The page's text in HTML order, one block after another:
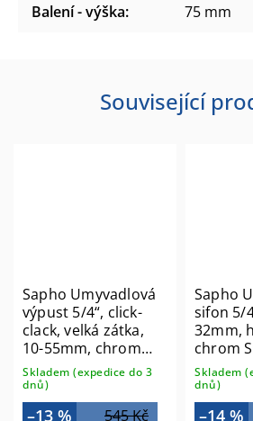
Balení - výška: 75 mm
Související
Sapho Umyvadlová
výpust 5/4“, click-
clack, velká zátka,
10-55mm, chrom
CV1002
Skladem (expedice do 3
dnů)
545 Kč
–13 %
Sapho
sifon 5/
32mm,
chrom
Skladem
dnů)
–14 %